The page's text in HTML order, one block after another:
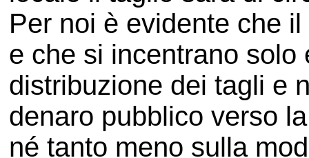
Per noi è evidente che
e che si incentrano
distribuzione dei tagli e
denaro pubblico verso
né tanto meno sulla